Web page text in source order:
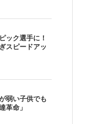
ック選手に！
スピードアッ
弱い子供でも
革命」